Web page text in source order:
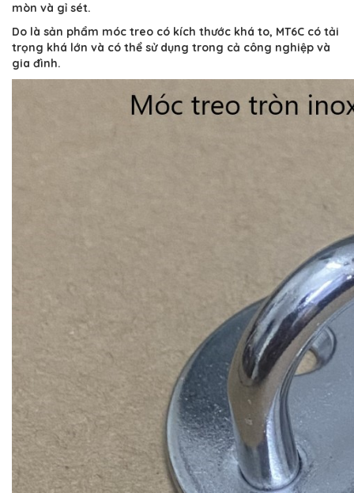
mòn và gỉ sét.
Do là sản phẩm móc treo có kích thước khá to, MT6C có tải
trọng khá lớn và có thể sử dụng trong cả công nghiệp và
gia đình.